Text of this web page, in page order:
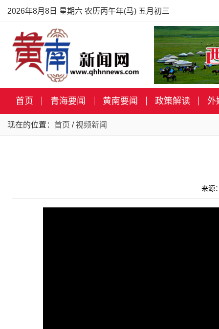
2026年8月8日 星期六 农历丙午年(马) 五月初三
首页 青海要闻 黄南要闻 政策解读 外
现在的位置： 首页 / 视频新闻
来源